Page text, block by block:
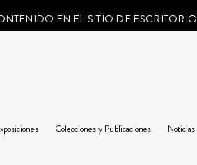
EN EL SITIO DE ESCRITORIO
Colecciones y Publicaciones Noticias